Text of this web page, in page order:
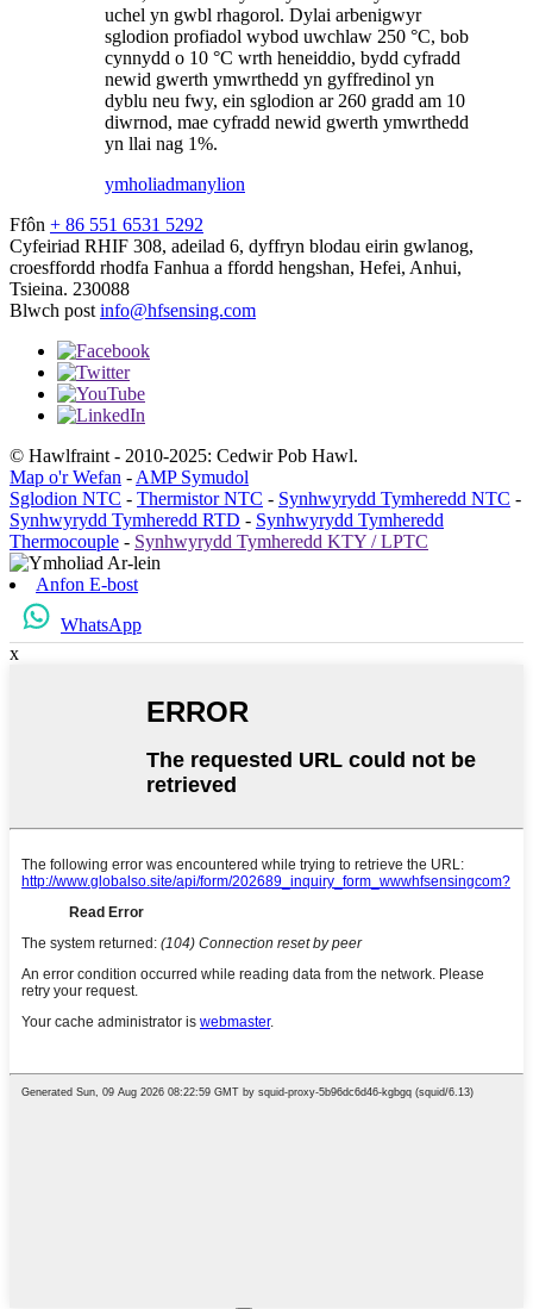
uchel yn gwbl rhagorol. Dylai arbenigwyr
sglodion profiadol wybod uwchlaw 250 °C, bob
cynnydd o 10 °C wrth heneiddio, bydd cyfradd
newid gwerth ymwrthedd yn gyffredinol yn
dyblu neu fwy, ein sglodion ar 260 gradd am 10
diwrnod, mae cyfradd newid gwerth ymwrthedd
yn llai nag 1%.
ymholiadmanylion
Ffôn + 86 551 6531 5292
Cyfeiriad RHIF 308, adeilad 6, dyffryn blodau eirin gwlanog,
croesffordd rhodfa Fanhua a ffordd hengshan, Hefei, Anhui,
Tsieina. 230088
Blwch post info@hfsensing.com
© Hawlfraint - 2010-2025: Cedwir Pob Hawl.
Map o'r Wefan - AMP Symudol
Sglodion NTC - Thermistor NTC - Synhwyrydd Tymheredd NTC -
Synhwyrydd Tymheredd RTD - Synhwyrydd Tymheredd
Thermocouple - Synhwyrydd Tymheredd KTY / LPTC
Anfon E-bost
WhatsApp
x